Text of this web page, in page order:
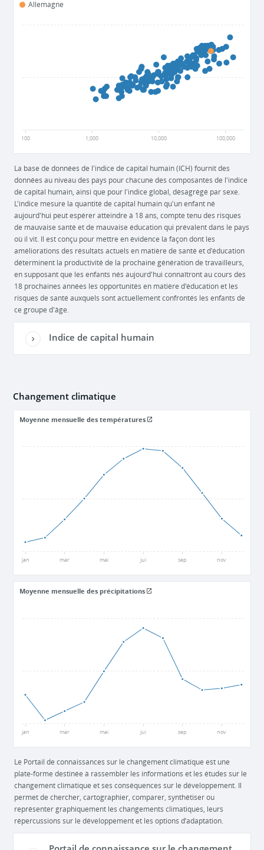
Allemagne
100 1,000 10,000 100,000
La base de données de l'indice de capital humain (ICH) fournit des
données au niveau des pays pour chacune des composantes de l'indice
de capital humain, ainsi que pour l'indice global, désagrégé par sexe.
L'indice mesure la quantité de capital humain qu'un enfant né
aujourd'hui peut espérer atteindre à 18 ans, compte tenu des risques
de mauvaise santé et de mauvaise éducation qui prévalent dans le pays
où il vit. Il est conçu pour mettre en évidence la façon dont les
améliorations des résultats actuels en matière de santé et d'éducation
déterminent la productivité de la prochaine génération de travailleurs,
en supposant que les enfants nés aujourd'hui connaîtront au cours des
18 prochaines années les opportunités en matière d'éducation et les
risques de santé auxquels sont actuellement confrontés les enfants de
ce groupe d'âge.
Indice de capital humain
Changement climatique
Moyenne mensuelle des températures
jan mar mai jui sep nov
Moyenne mensuelle des précipitations
jan mar mai jui sep nov
Le Portail de connaissances sur le changement climatique est une
plate-forme destinée à rassembler les informations et les études sur le
changement climatique et ses conséquences sur le développement. Il
permet de chercher, cartographier, comparer, synthétiser ou
représenter graphiquement les changements climatiques, leurs
répercussions sur le développement et les options d’adaptation.